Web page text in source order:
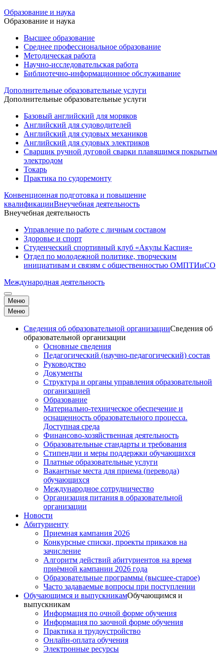
Образование и наука
Образование и наука
Высшее образование
Среднее профессиональное образование
Методическая работа
Научно-исследовательская работа
Библиотечно-информационное обслуживание
Дополнительные образовательные услуги
Дополнительные образовательные услуги
Базовый английский для моряков
Английский для судоводителей
Английский для судовых механиков
Английский для судовых электриков
Cварщик ручной дуговой сварки плавящимся покрытым
электродом
Токарь
Практика по судоремонту
Конвенционная подготовка и повышение
квалификацииВнеучебная деятельность
Внеучебная деятельность
Управление по работе с личным составом
Здоровье и спорт
Студенческий спортивный клуб «Акулы Каспия»
Отдел по молодежной политике, творческим
инициативам и связям с общественностью ОМПТИиСО
Международная деятельность
Меню
Меню
Сведения об образовательной организацииСведения об
образовательной организации
Основные сведения
Педагогический (научно-педагогический) состав
Руководство
Документы
Структура и органы управления образовательной
организацией
Образование
Материально-техническое обеспечение и
оснащенность образовательного процесса.
Доступная среда
Финансово-хозяйственная деятельность
Образовательные стандарты и требования
Стипендии и меры поддержки обучающихся
Платные образовательные услуги
Вакантные места для приема (перевода)
обучающихся
Международное сотрудничество
Организация питания в образовательной
организации
Новости
Абитуриенту
Приемная кампания 2026
Конкурсные списки, проекты приказов на
зачисление
Алгоритм действий абитуриентов на время
приёмной кампании 2026 года
Образовательные программы (высшее-старое)
Часто задаваемые вопросы при поступлении
Обучающимся и выпускникамОбучающимся и
выпускникам
Информация по очной форме обучения
Информация по заочной форме обучения
Практика и трудоустройство
Онлайн-оплата обучения
Электронные ресурсы